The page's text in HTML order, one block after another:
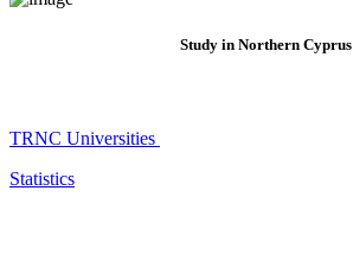
Study in Northern Cyprus
TRNC Universities
Statistics